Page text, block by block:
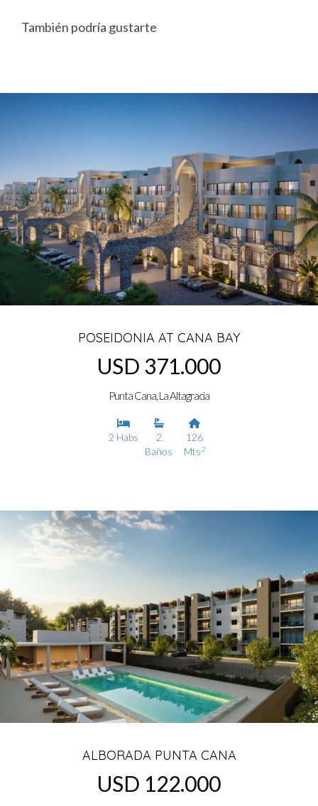
También podría gustarte
POSEIDONIA AT CANA BAY
USD 371.000
Punta Cana, La Altagracia
2 Habs
2
Baños
126
Mts2
ALBORADA PUNTA CANA
USD 122.000